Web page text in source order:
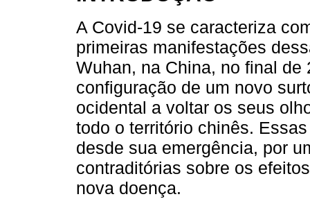
A Covid-19 se caracteriza
primeiras manifestações
Wuhan, na China, no final
configuração de um novo
ocidental a voltar os seus
todo o território chinês.
desde sua emergência, por
contraditórias sobre os
nova doença.